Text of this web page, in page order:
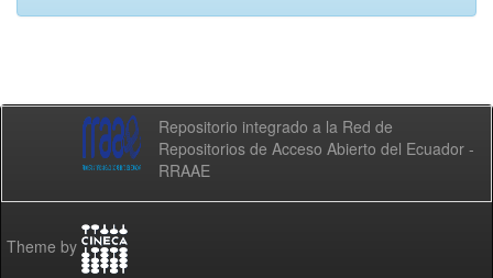
Repositorio integrado a la Red de
Repositorios de Acceso Abierto del Ecuador -
RRAAE
Theme by